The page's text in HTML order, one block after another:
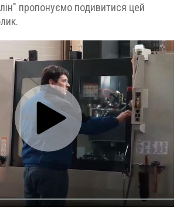
пропонуємо подивитися цей